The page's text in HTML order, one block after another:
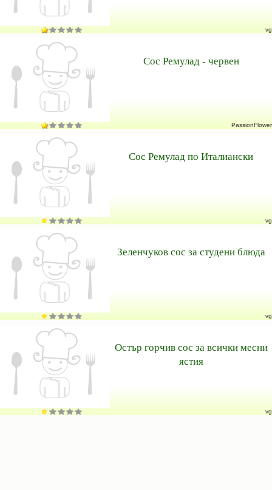
vg
Сос Ремулад - червен
PassionFlower
Сос Ремулад по Италиански
vg
Зеленчуков сос за студени блюда
vg
Остър горчив сос за всички месни
ястия
vg